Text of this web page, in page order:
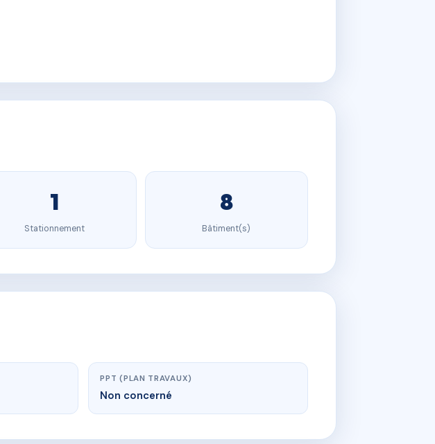
1
Stationnement
8
Bâtiment(s)
PPT (PLAN TRAVAUX)
Non concerné